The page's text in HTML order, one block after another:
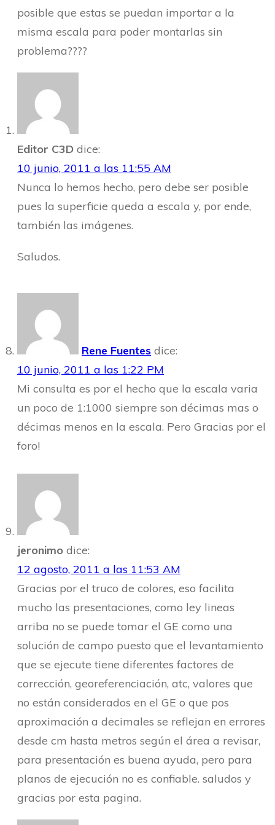
posible que estas se puedan importar a la
misma escala para poder montarlas sin
problema????
Editor C3D dice:
10 junio, 2011 a las 11:55 AM
Nunca lo hemos hecho, pero debe ser posible
pues la superficie queda a escala y, por ende,
también las imágenes.
Saludos.
Rene Fuentes dice:
10 junio, 2011 a las 1:22 PM
Mi consulta es por el hecho que la escala varia
un poco de 1:1000 siempre son décimas mas o
décimas menos en la escala. Pero Gracias por el
foro!
jeronimo dice:
12 agosto, 2011 a las 11:53 AM
Gracias por el truco de colores, eso facilita
mucho las presentaciones, como ley lineas
arriba no se puede tomar el GE como una
solución de campo puesto que el levantamiento
que se ejecute tiene diferentes factores de
corrección, georeferenciación, atc, valores que
no están considerados en el GE o que pos
aproximación a decimales se reflejan en errores
desde cm hasta metros según el área a revisar,
para presentación es buena ayuda, pero para
planos de ejecución no es confiable. saludos y
gracias por esta pagina.